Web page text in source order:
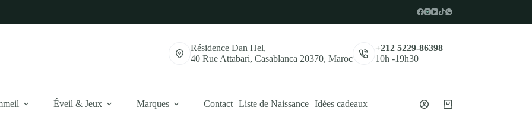
Résidence Dan Hel,
40 Rue Attabari, Casablanca 20370, Maroc
+212 5229-86398
10h -19h30
Éveil & Jeux Marques Contact Liste de Naissance Idées cadeaux
Panier